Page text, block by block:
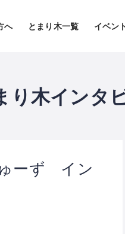
へ とまり木一覧 イベン
り木インタ
ーず イン